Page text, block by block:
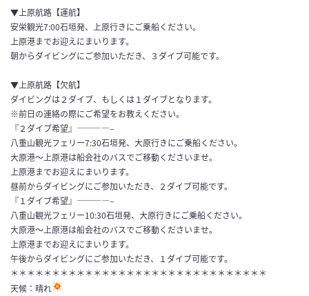
▼上原航路【運航】
安栄観光7:00石垣発、上原行きにご乗船ください。
上原港までお迎えにまいります。
朝からダイビングにご参加いただき、３ダイブ可能です。
▼上原航路【欠航】
ダイビングは２ダイブ、もしくは１ダイブとなります。
※前日の連絡の際にご希望をお教えください。
『２ダイブ希望』————–
八重山観光フェリー7:30石垣発、大原行きにご乗船ください。
大原港～上原港は船会社のバスでご移動くださいませ。
上原港までお迎えにまいります。
昼前からダイビングにご参加いただき、２ダイブ可能です。
『１ダイブ希望』————–
八重山観光フェリー10:30石垣発、大原行きにご乗船ください。
大原港～上原港は船会社のバスでご移動くださいませ。
上原港までお迎えにまいります。
午後からダイビングにご参加いただき、１ダイブ可能です。
＊＊＊＊＊＊＊＊＊＊＊＊＊＊＊＊＊＊＊＊＊＊＊＊＊＊＊＊＊＊＊
天候：晴れ